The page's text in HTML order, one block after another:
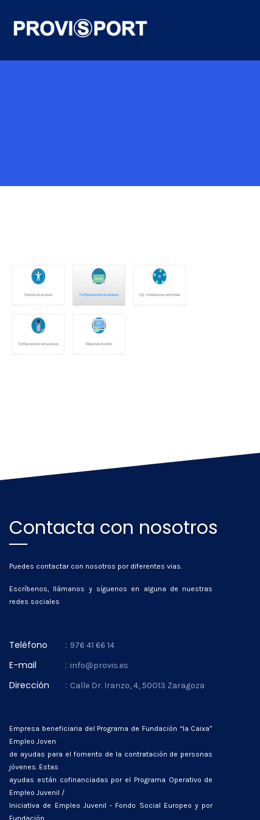
Contacta con nosotros
Puedes contactar con nosotros por diferentes vias.
Escríbenos, llámanos y síguenos en alguna de nuestras
redes sociales
Teléfono : 976 41 66 14
E-mail : info@provis.es
Dirección : Calle Dr. Iranzo, 4, 50013 Zaragoza
Empresa beneficiaria del Programa de Fundación “la Caixa”
Empleo Joven
de ayudas para el fomento de la contratación de personas
jóvenes. Estas
ayudas están cofinanciadas por el Programa Operativo de
Empleo Juvenil /
Iniciativa de Empleo Juvenil - Fondo Social Europeo y por
Fundación